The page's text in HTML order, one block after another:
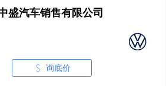
盛汽车销售有限公司
询底价